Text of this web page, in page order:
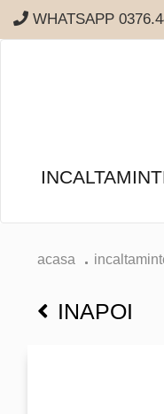
WHATSAPP
acasa
INAPOI